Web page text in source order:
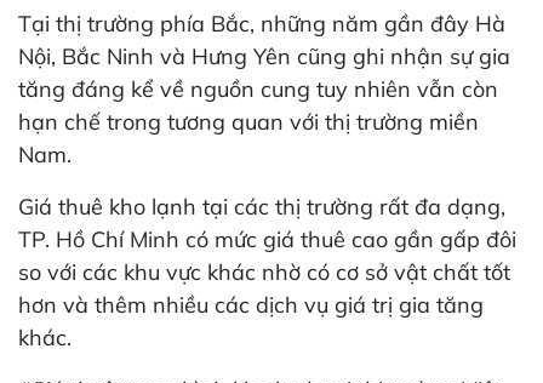
Tại thị trường phía Bắc, những năm gần đây Hà
Nội, Bắc Ninh và Hưng Yên cũng ghi nhận sự gia
tăng đáng kể về nguồn cung tuy nhiên vẫn còn
hạn chế trong tương quan với thị trường miền
Nam.
Giá thuê kho lạnh tại các thị trường rất đa dạng,
TP. Hồ Chí Minh có mức giá thuê cao gần gấp đôi
so với các khu vực khác nhờ có cơ sở vật chất tốt
hơn và thêm nhiều các dịch vụ giá trị gia tăng
khác.